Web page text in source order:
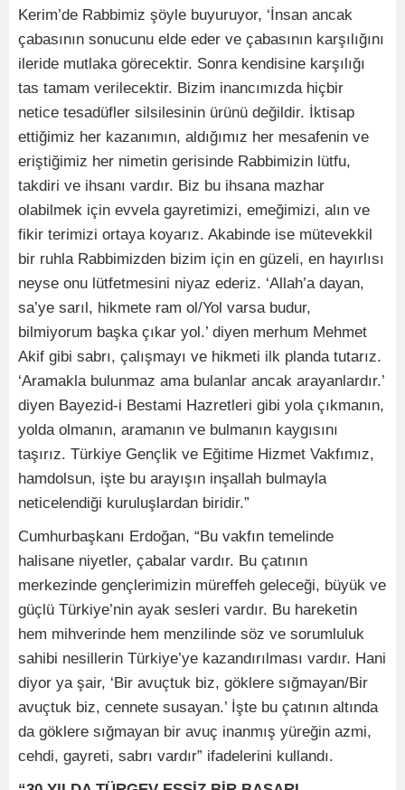
Kerim’de Rabbimiz şöyle buyuruyor, ‘İnsan ancak
çabasının sonucunu elde eder ve çabasının karşılığını
ileride mutlaka görecektir. Sonra kendisine karşılığı
tas tamam verilecektir. Bizim inancımızda hiçbir
netice tesadüfler silsilesinin ürünü değildir. İktisap
ettiğimiz her kazanımın, aldığımız her mesafenin ve
eriştiğimiz her nimetin gerisinde Rabbimizin lütfu,
takdiri ve ihsanı vardır. Biz bu ihsana mazhar
olabilmek için evvela gayretimizi, emeğimizi, alın ve
fikir terimizi ortaya koyarız. Akabinde ise mütevekkil
bir ruhla Rabbimizden bizim için en güzeli, en hayırlısı
neyse onu lütfetmesini niyaz ederiz. ‘Allah’a dayan,
sa’ye sarıl, hikmete ram ol/Yol varsa budur,
bilmiyorum başka çıkar yol.’ diyen merhum Mehmet
Akif gibi sabrı, çalışmayı ve hikmeti ilk planda tutarız.
‘Aramakla bulunmaz ama bulanlar ancak arayanlardır.’
diyen Bayezid-i Bestami Hazretleri gibi yola çıkmanın,
yolda olmanın, aramanın ve bulmanın kaygısını
taşırız. Türkiye Gençlik ve Eğitime Hizmet Vakfımız,
hamdolsun, işte bu arayışın inşallah bulmayla
neticelendiği kuruluşlardan biridir.”
Cumhurbaşkanı Erdoğan, “Bu vakfın temelinde
halisane niyetler, çabalar vardır. Bu çatının
merkezinde gençlerimizin müreffeh geleceği, büyük ve
güçlü Türkiye’nin ayak sesleri vardır. Bu hareketin
hem mihverinde hem menzilinde söz ve sorumluluk
sahibi nesillerin Türkiye’ye kazandırılması vardır. Hani
diyor ya şair, ‘Bir avuçtuk biz, göklere sığmayan/Bir
avuçtuk biz, cennete susayan.’ İşte bu çatının altında
da göklere sığmayan bir avuç inanmış yüreğin azmi,
cehdi, gayreti, sabrı vardır” ifadelerini kullandı.